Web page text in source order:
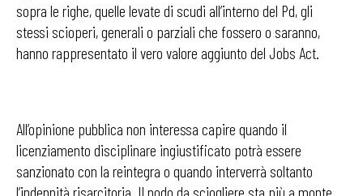
sopra le righe, quelle levate di scudi all’interno del Pd, gli
stessi scioperi, generali o parziali che fossero o saranno,
hanno rappresentato il vero valore aggiunto del Jobs Act.
All’opinione pubblica non interessa capire quando il
licenziamento disciplinare ingiustificato potrà essere
sanzionato con la reintegra o quando interverrà soltanto
l’indennità risarcitoria. Il nodo da sciogliere sta più a monte